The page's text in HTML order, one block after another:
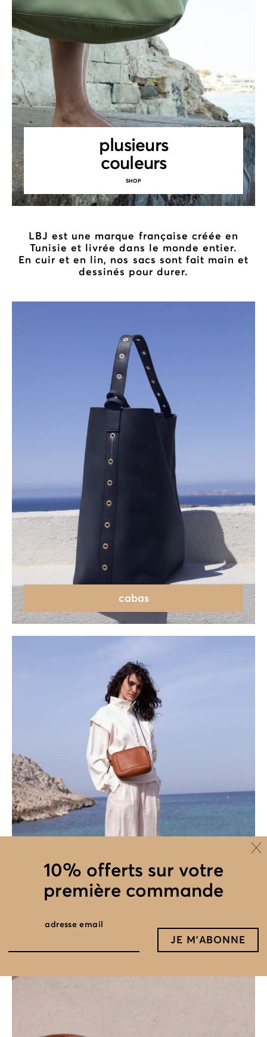
plusieurs
couleurs
SHOP
LBJ est une marque française créée en
Tunisie et livrée dans le monde entier.
En cuir et en lin, nos sacs sont fait main et
dessinés pour durer.
cabas
bandoulière
10% offerts sur votre
première commande
adresse email